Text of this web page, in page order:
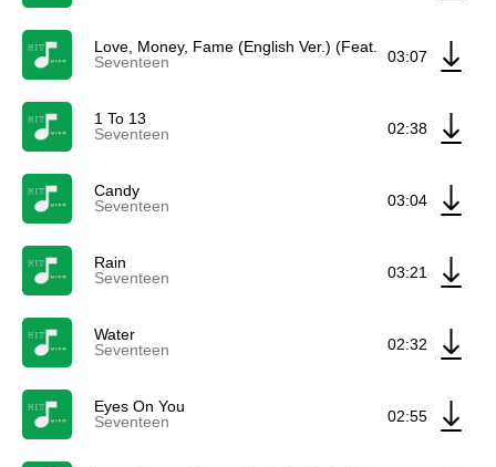
Love, Money, Fame (English Ver.) (Feat. Dj Khaled) ft Dj
Seventeen
03:07
1 To 13
Seventeen
02:38
Candy
Seventeen
03:04
Rain
Seventeen
03:21
Water
Seventeen
02:32
Eyes On You
Seventeen
02:55